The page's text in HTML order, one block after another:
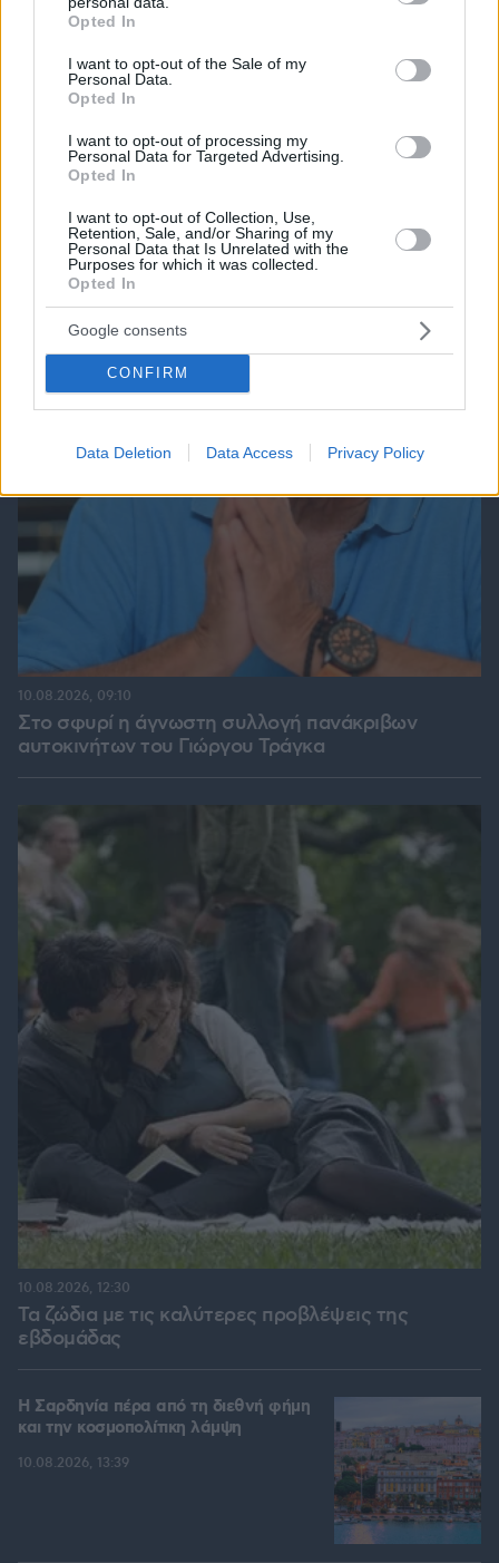
grant or deny consent to Google and its third-party tags to
use your data for below specified purposes in below Google
consent section.
Opted In
I want to opt-out of the Sale of my
Personal Data.
Opted In
I want to opt-out of processing my
Personal Data for Targeted Advertising.
Opted In
I want to opt-out of Collection, Use,
Retention, Sale, and/or Sharing of my
Personal Data that Is Unrelated with the
Purposes for which it was collected.
Opted In
Google consents
CONFIRM
Data Deletion Data Access Privacy Policy
Η 24χρονη αριστούχος της Ιατρικής Αθηνών, που
διάβασε τον Ιπποκρατικό Όρκο, μιλά για τον
«άριστο γιατρό»
10.08.2026, 14:01
Στο σφυρί η άγνωστη συλλογή πανάκριβων
αυτοκινήτων του Γιώργου Τράγκα
10.08.2026, 09:10
Τα ζώδια με τις καλύτερες προβλέψεις της
εβδομάδας
10.08.2026, 12:30
Η Σαρδηνία πέρα από τη διεθνή φήμη
και την κοσμοπολίτικη λάμψη
10.08.2026, 13:39